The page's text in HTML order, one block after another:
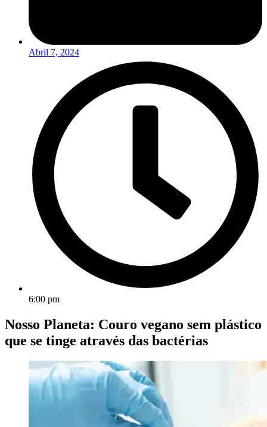
Abril 7, 2024
6:00 pm
Nosso Planeta: Couro vegano sem plástico
que se tinge através das bactérias